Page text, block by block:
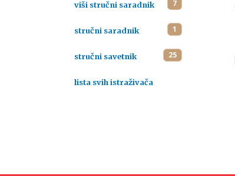
viši stručni saradnik 7
stručni saradnik 1
stručni savetnik 25
lista svih istraživača